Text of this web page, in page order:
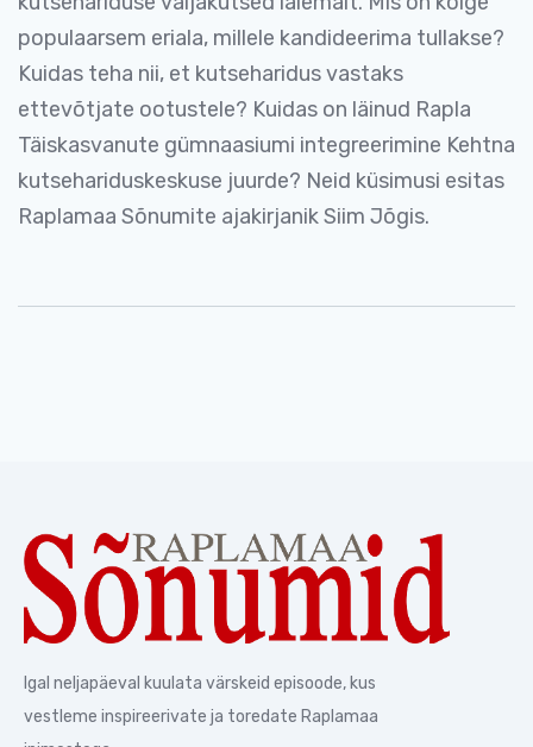
populaarsem eriala, millele kandideerima tullakse?
Kuidas teha nii, et kutseharidus vastaks
ettevõtjate ootustele? Kuidas on läinud Rapla
Täiskasvanute gümnaasiumi integreerimine Kehtna
kutsehariduskeskuse juurde? Neid küsimusi esitas
Raplamaa Sõnumite ajakirjanik Siim Jõgis.
Igal neljapäeval kuulata värskeid episoode, kus
vestleme inspireerivate ja toredate Raplamaa